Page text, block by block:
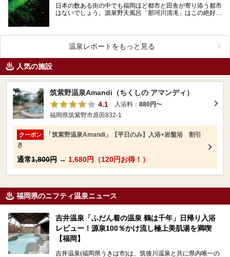
日本の数ある街の中でも福岡ほど都市と田舎が寄り添う都市
はないでしょう。源泉野天風呂「那珂川清滝」はこの絶好の
温泉レポートをもっと見る
人気の施設
筑紫野温泉Amandi（ちくしの アマンディ）
4.1
入浴料： 880円〜
福岡県筑紫野市原田832-1
クーポン
「筑紫野温泉Amandi」【平日のみ】入浴+岩盤浴 割引
き
通常1,800円 → 1,680円（120円お得！）
福岡県のニフティ温泉ニュース
吉井温泉「ふだん着の温泉 鶴は千年」日帰り入浴
レビュー！源泉100％かけ流し極上美肌湯を満喫
【福岡】
吉井温泉(福岡県うきは市)は、筑後川温泉と共に県内唯一の